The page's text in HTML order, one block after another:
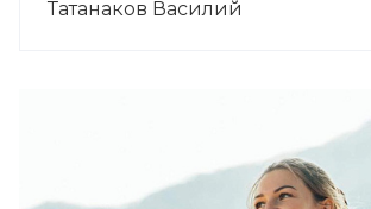
Татанаков Василий